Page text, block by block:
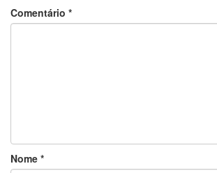
Comentário *
Nome *